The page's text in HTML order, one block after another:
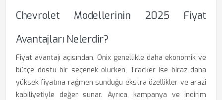
Chevrolet Modellerinin 2025 Fiyat
Avantajları Nelerdir?
Fiyat avantajı açısından, Onix genellikle daha ekonomik ve
bütçe dostu bir seçenek olurken, Tracker ise biraz daha
yüksek fiyatına rağmen sunduğu ekstra özellikler ve arazi
kabiliyetiyle değer sunar. Ayrıca, kampanya ve indirim